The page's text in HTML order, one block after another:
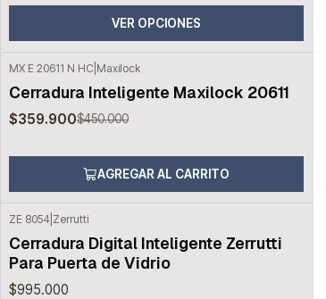
VER OPCIONES
MX E 20611 N HC Maxilock
Cerradura Inteligente Maxilock 20611
$359.900$450.000
AGREGAR AL CARRITO
ZE 8054 Zerrutti
Cerradura Digital Inteligente Zerrutti
Para Puerta de Vidrio
$995.000